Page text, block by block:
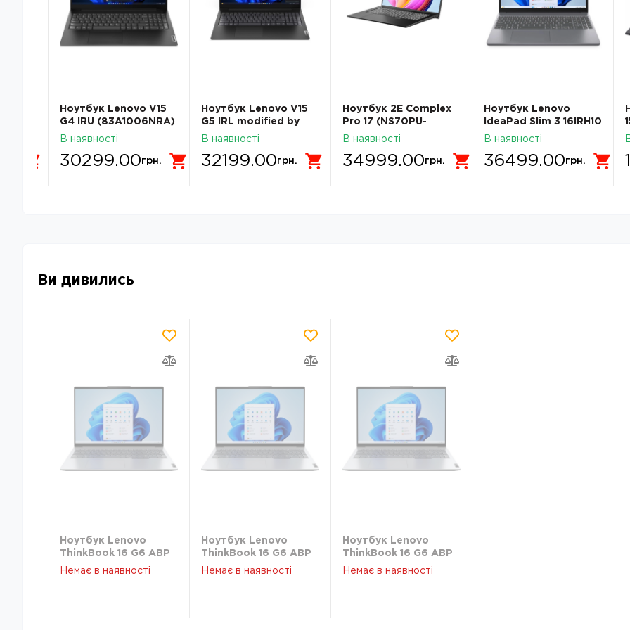
Ноутбук Lenovo V15
G4 IRU (83A1006NRA)
В наявності
30299.00грн.
Ноутбук Lenovo V15
G5 IRL modified by
Unowa
В наявності
32199.00грн.
Ноутбук 2E Complex
Pro 17 (NS70PU-
17UA21)
В наявності
34999.00грн.
Ноутбук Lenovo
IdeaPad Slim 3 16IRH10
(83K2008WRA) Luna
В наявності
36499.00грн.
Ви дивились
Ноутбук Lenovo
ThinkBook 16 G6 ABP
(21KK003FRA)
Немає в наявності
Ноутбук Lenovo
ThinkBook 16 G6 ABP
(21KK003FRA)
Немає в наявності
Ноутбук Lenovo
ThinkBook 16 G6 ABP
(21KK003FRA)
Немає в наявності